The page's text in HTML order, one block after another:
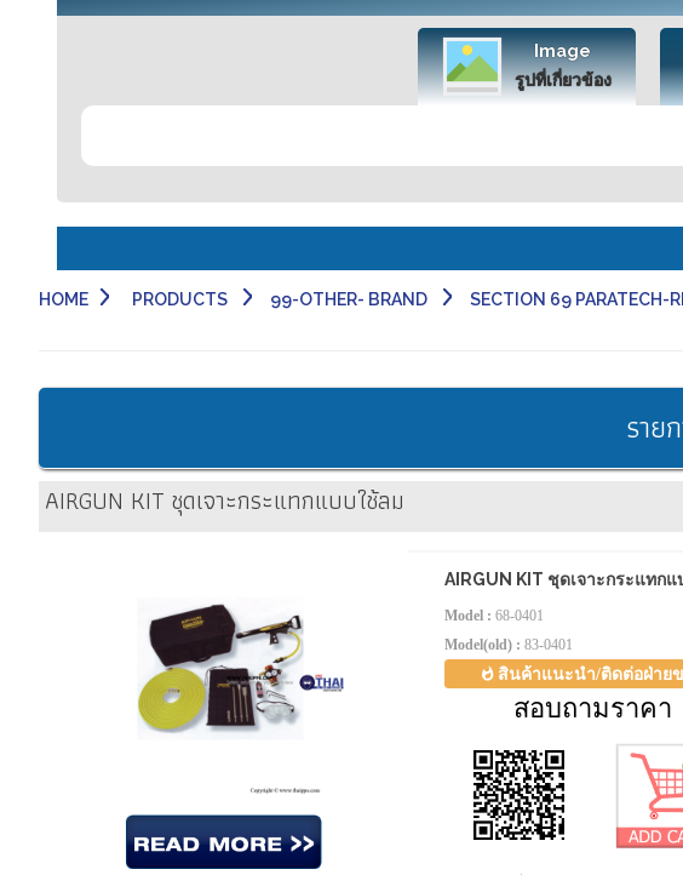
Image
รูปที่เกี่ยวข้อง
HOME PRODUCTS 99-OTHER- BRAND SECTION 69 PARATECH-
ราย
AIRGUN KIT ชุดเจาะกระแทกแบบใช้ลม
AIRGUN KIT ชุดเจาะกระแทก
Model : 68-0401
Model(old) : 83-0401
สินค้าแนะนำ/ติดต่อฝ่าย
สอบถามราคา